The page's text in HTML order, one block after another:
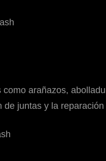
arañazos,
juntas y la